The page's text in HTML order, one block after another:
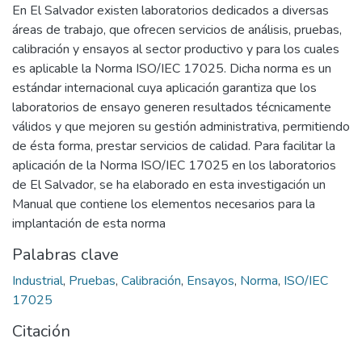
En El Salvador existen laboratorios dedicados a diversas
áreas de trabajo, que ofrecen servicios de análisis, pruebas,
calibración y ensayos al sector productivo y para los cuales
es aplicable la Norma ISO/IEC 17025. Dicha norma es un
estándar internacional cuya aplicación garantiza que los
laboratorios de ensayo generen resultados técnicamente
válidos y que mejoren su gestión administrativa, permitiendo
de ésta forma, prestar servicios de calidad. Para facilitar la
aplicación de la Norma ISO/IEC 17025 en los laboratorios
de El Salvador, se ha elaborado en esta investigación un
Manual que contiene los elementos necesarios para la
implantación de esta norma
Palabras clave
Industrial, Pruebas, Calibración, Ensayos, Norma, ISO/IEC
17025
Citación